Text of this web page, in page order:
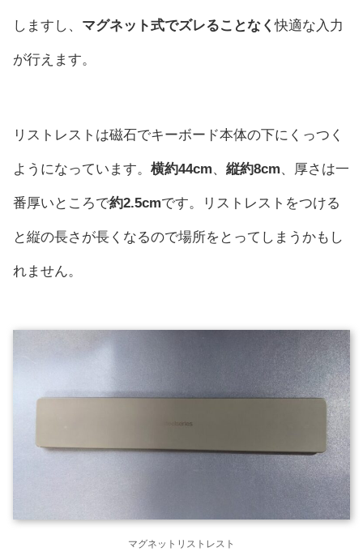
しますし、 マグネット式でズレることなく快適な入力
が行えます。
リストレストは磁石でキーボード本体の下にくっつく
ようになっています。 横約44cm、 縦約8cm、厚さは一
番厚いところで約2.5cmです。リストレストをつける
と縦の長さが長くなるので場所をとってしまうかもし
れません。
マグネットリストレスト